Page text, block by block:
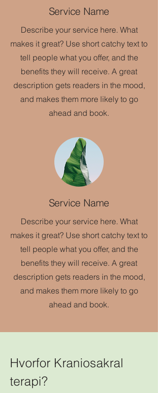
Service Name
Describe your service here. What
makes it great? Use short catchy text to
tell people what you offer, and the
benefits they will receive. A great
description gets readers in the mood,
and makes them more likely to go
ahead and book.
Service Name
Describe your service here. What
makes it great? Use short catchy text to
tell people what you offer, and the
benefits they will receive. A great
description gets readers in the mood,
and makes them more likely to go
ahead and book.
Hvorfor Kraniosakral
terapi?